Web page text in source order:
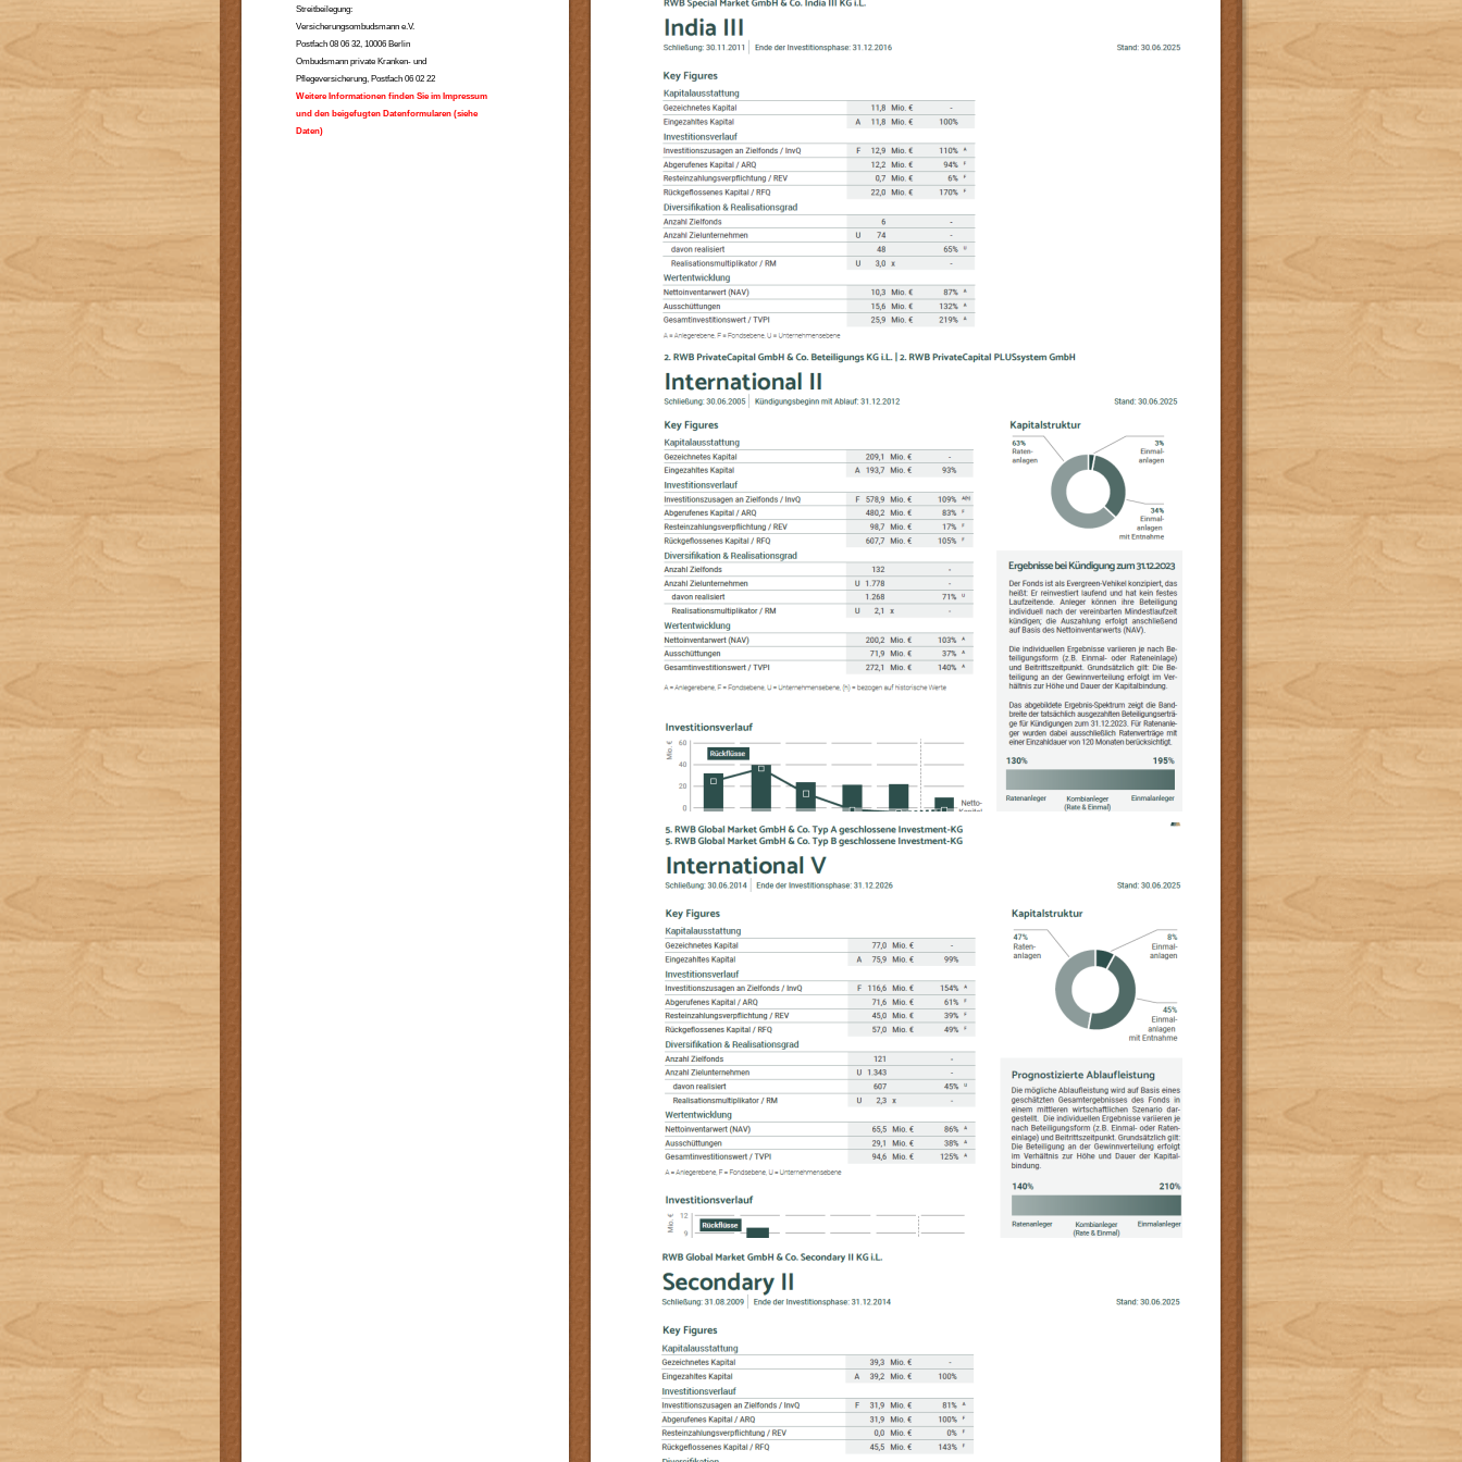
Streitbeilegung:
Versicherungsombudsmann e.V.
Postfach 08 06 32, 10006 Berlin
Ombudsmann private Kranken- und
Pflegeversicherung, Postfach 06 02 22
Weitere Informationen finden Sie im Impressum
und den beigefugten Datenformularen (siehe
Daten)